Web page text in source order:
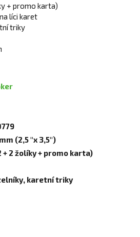
+ promo karta)
líci karet
triky
(2,5 "x 3,5")
+ 2 žolíky + promo karta)
karetní triky